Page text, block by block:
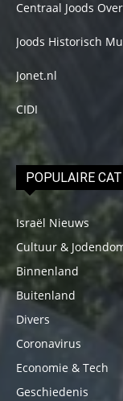
Centraal Joods
Joods Historisch
Jonet.nl
CIDI
POPULAIRE
Israël Nieuws
Cultuur &
Binnenland
Buitenland
Divers
Coronavirus
Economie & Tech
Geschiedenis